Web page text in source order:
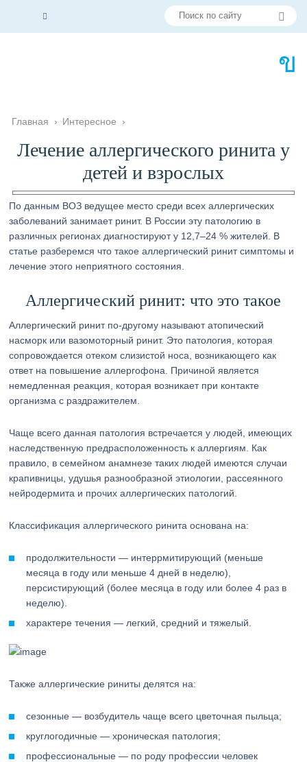
Главная › Интересное ›
Лечение аллергического ринита у
детей и взрослых
По данным ВОЗ ведущее место среди всех аллергических
заболеваний занимает ринит. В России эту патологию в
различных регионах диагностируют у 12,7–24 % жителей. В
статье разберемся что такое аллергический ринит симптомы и
лечение этого неприятного состояния.
Аллергический ринит: что это такое
Аллергический ринит по-другому называют атопический
насморк или вазомоторный ринит. Это патология, которая
сопровождается отеком слизистой носа, возникающего как
ответ на повышение аллергофона. Причиной является
немедленная реакция, которая возникает при контакте
организма с раздражителем.
Чаще всего данная патология встречается у людей, имеющих
наследственную предрасположенность к аллергиям. Как
правило, в семейном анамнезе таких людей имеются случаи
крапивницы, удушья разнообразной этиологии, рассеянного
нейродермита и прочих аллергических патологий.
Классификация аллергического ринита основана на:
продолжительности — интеррмитирующий (меньше
месяца в году или меньше 4 дней в неделю),
персистирующий (более месяца в году или более 4 раз в
неделю).
характере течения — легкий, средний и тяжелый.
Также аллергические риниты делятся на:
сезонные — возбудитель чаще всего цветочная пыльца;
круглогодичные — хроническая патология;
профессиональные — по роду профессии человек